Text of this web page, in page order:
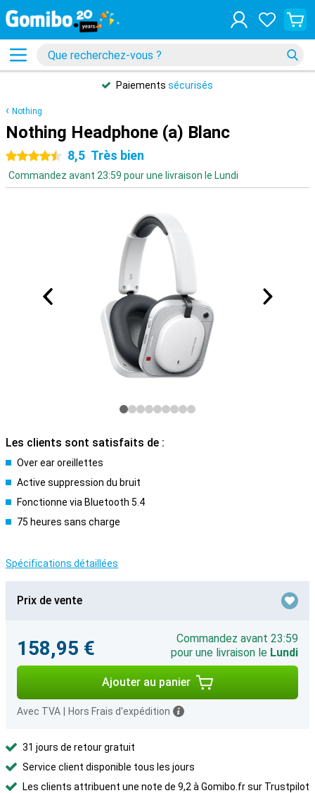
Paiements sécurisés
Nothing
Nothing Headphone (a) Blanc
4.5 étoiles
8,5 Très bien
Commandez avant 23:59 pour une livraison le Lundi
Les clients sont satisfaits de :
Over ear oreillettes
Active suppression du bruit
Fonctionne via Bluetooth 5.4
75 heures sans charge
Spécifications détaillées
Prix de vente
158,95 €
Commandez avant 23:59
pour une livraison le Lundi
Ajouter au panier
Avec TVA Hors Frais d'expédition
31 jours de retour gratuit
Service client disponible tous les jours
Les clients attribuent une note de 9,2 à Gomibo.fr sur Trustpilot